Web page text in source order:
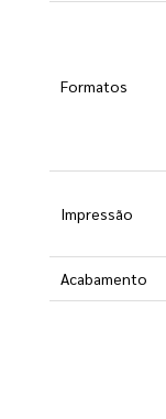
Formatos
Impressão
Acabamento